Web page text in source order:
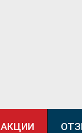
АКЦИИ